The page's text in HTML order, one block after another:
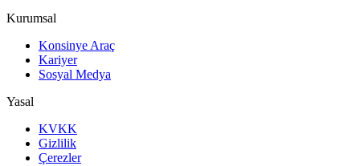
Kurumsal
Konsinye Araç
Kariyer
Sosyal Medya
Yasal
KVKK
Gizlilik
Çerezler